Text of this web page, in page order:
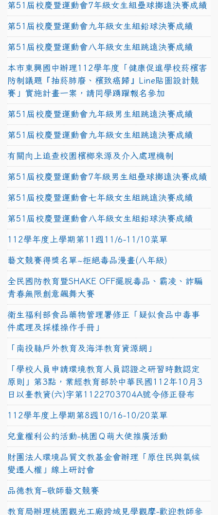
第51屆校慶暨運動會7年級女生組壘球擲遠決賽成績
第51屆校慶暨運動會九年級女生組鉛球決賽成績
第51屆校慶暨運動會八年級女生組跳遠決賽成績
本市東興國中辦理112學年度「健康促進學校菸檳害
防制議題『抽菸肺廢、檳致癌歸』Line貼圖設計競
賽」實施計畫一案，請同學踴躍報名參加
第51屆校慶暨運動會九年級男生組跳遠決賽成績
第51屆校慶暨運動會九年級女生組跳遠決賽成績
有關向上追查校園檳榔來源及介入處理機制
第51屆校慶暨運動會7年級男生組壘球擲遠決賽成績
第51屆校慶暨運動會七年級女生組跳遠決賽成績
第51屆校慶暨運動會八年級女生組鉛球決賽成績
112學年度上學期第11週11/6-11/10菜單
藝文競賽得獎名單~拒絕毒品漫畫(八年級)
全民國防教育暨SHAKE OFF擺脫毒品、霸凌、詐騙
青春無限創意飆舞大賽
衛生福利部食品藥物管理署修正「疑似食品中毒事
件處理及採樣操作手冊」
「南投縣戶外教育及海洋教育資源網」
「學校人員申請環境教育人員認證之研習時數認定
原則」第3點，業經教育部於中華民國112年10月3
日以臺教資(六)字第1122703704A號令修正發布
112學年度上學期第8週10/16-10/20菜單
兒童權利公約活動-桃園Ｑ萌大使推廣活動
財團法人環境品質文教基金會辦理「原住民與氣候
變遷人權」線上研討會
品德教育–敬師藝文競賽
教育局辦理桃園觀光工廠跨域見學觀摩-歡迎教師參